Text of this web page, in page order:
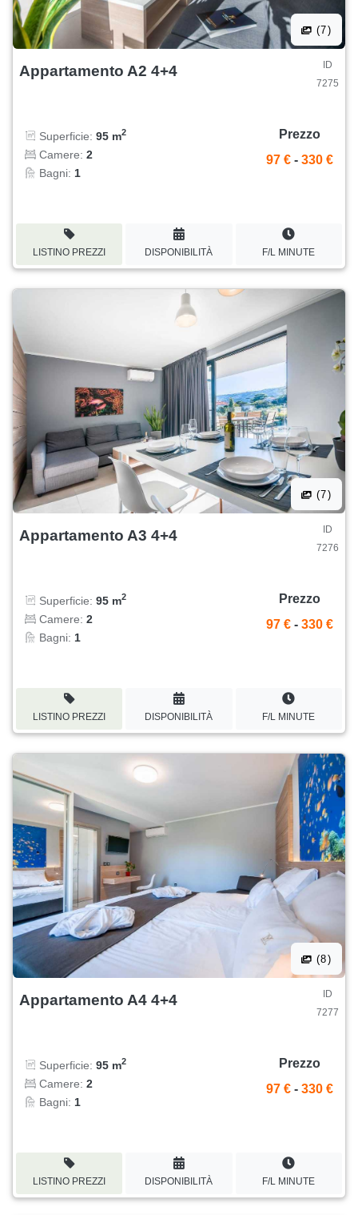
(7)
Appartamento A2 4+4
ID
7275
Superficie: 95 m2
Camere: 2
Bagni: 1
Prezzo
97 € - 330 €
LISTINO PREZZI DISPONIBILITÀ F/L MINUTE
(7)
Appartamento A3 4+4
ID
7276
Superficie: 95 m2
Camere: 2
Bagni: 1
Prezzo
97 € - 330 €
LISTINO PREZZI DISPONIBILITÀ F/L MINUTE
(8)
Appartamento A4 4+4
ID
7277
Superficie: 95 m2
Camere: 2
Bagni: 1
Prezzo
97 € - 330 €
LISTINO PREZZI DISPONIBILITÀ F/L MINUTE